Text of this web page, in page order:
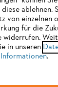
wir noch nicht
Seite
zu wechseln:
ablehnen.
von einzelnen
für die
widerrufen.
in unseren
.